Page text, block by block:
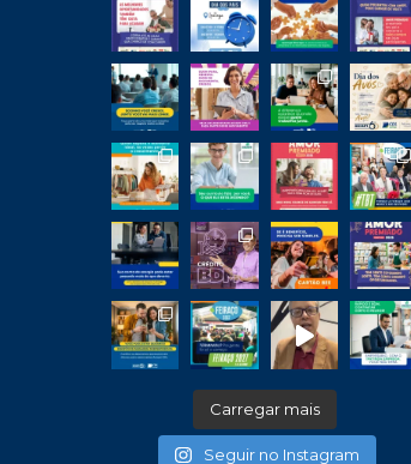
Carregar mais
Seguir no Instagram